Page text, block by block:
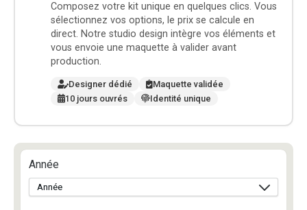
Composez votre kit unique en quelques clics. Vous
sélectionnez vos options, le prix se calcule en
direct. Notre studio design intègre vos éléments et
vous envoie une maquette à valider avant
production.
Designer dédié
Maquette validée
10 jours ouvrés
Identité unique
Année